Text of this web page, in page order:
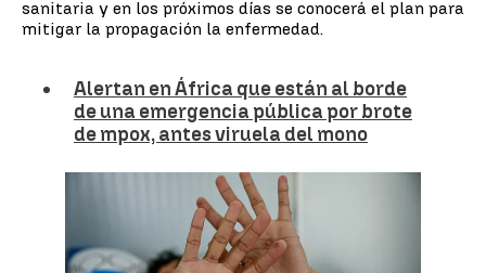
sanitaria y en los próximos días se conocerá el plan para
mitigar la propagación la enfermedad.
Alertan en África que están al borde
de una emergencia pública por brote
de mpox, antes viruela del mono